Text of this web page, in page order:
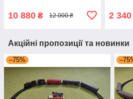
10 880 ₴ 12 000 ₴ 2 340
Акційні пропозиції та новинки
–75%